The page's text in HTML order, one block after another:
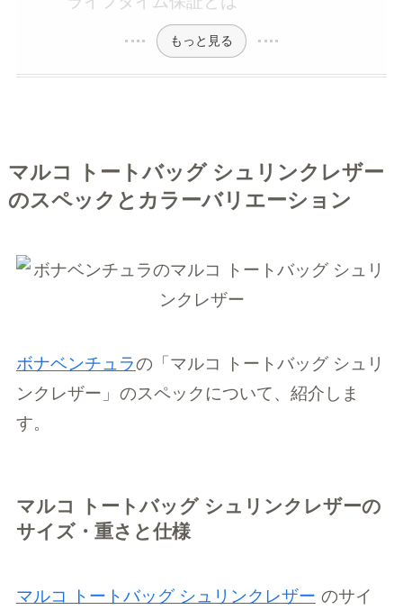
もっと見る
マルコ トートバッグ シュリンクレザー
のスペックとカラーバリエーション
ボナベンチュラの「マルコ トートバッグ シュリ
ンクレザー」 のスペックについて、紹介しま
す。
マルコ トートバッグ シュリンクレザーの
サイズ・重さと仕様
マルコ トートバッグ シュリンクレザー のサイ